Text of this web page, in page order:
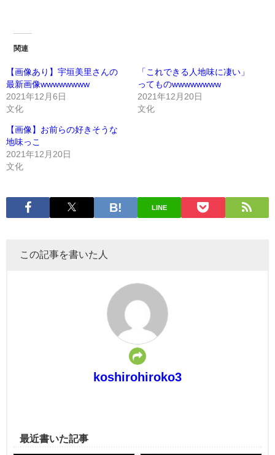
関連
【画像あり】宇垣美里さんの
最新画像wwwwwwww
2021年12月6日
文化
「これできる人地味に凄い」
ってものwwwwwwww
2021年12月20日
文化
【画像】お前らの好きそうな
地味っこ
2021年12月20日
文化
LINE
この記事を書いた人
koshirohiroko3
最近書いた記事